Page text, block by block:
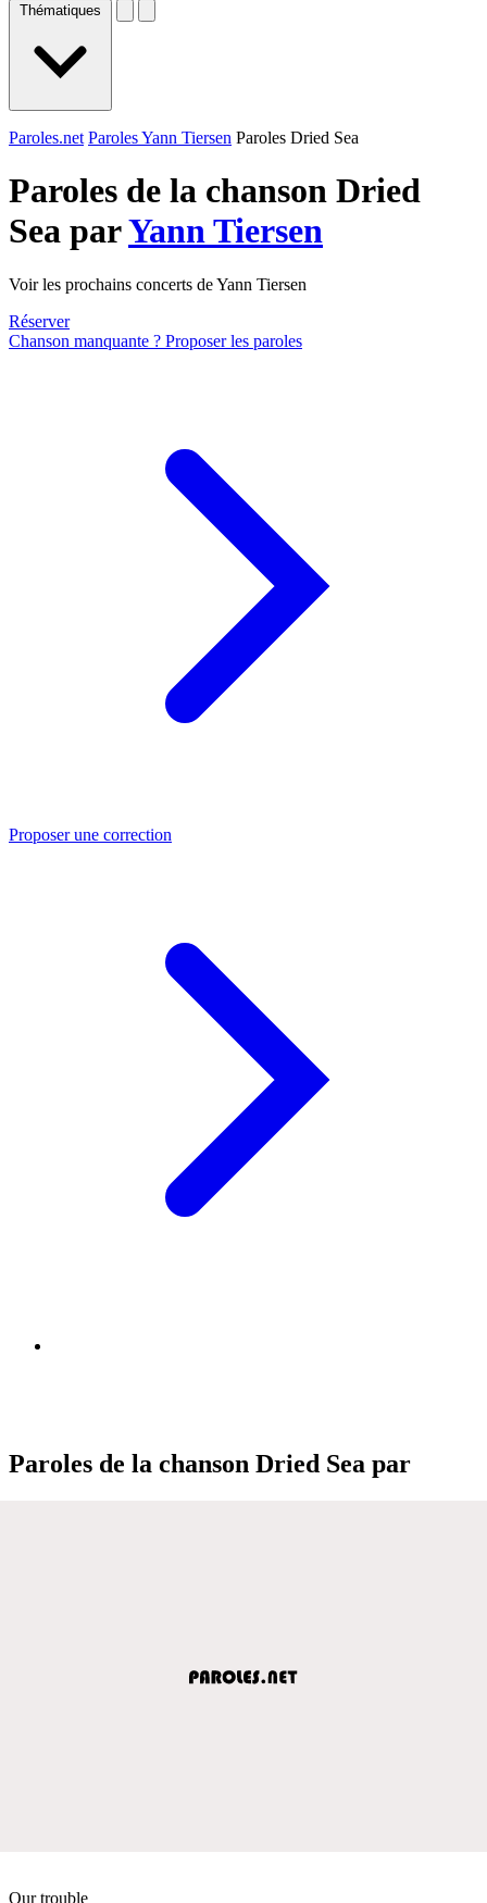
Thématiques
Paroles.net Paroles Yann Tiersen Paroles Dried Sea
Paroles de la chanson Dried
Sea parYann Tiersen
Voir les prochains concerts de Yann Tiersen
Réserver
Chanson manquante ? Proposer les paroles
Proposer une correction
Paroles de la chanson Dried Sea par
Our trouble